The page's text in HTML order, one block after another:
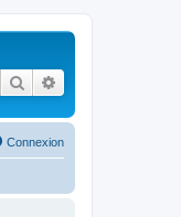
Rechercher
Connexion